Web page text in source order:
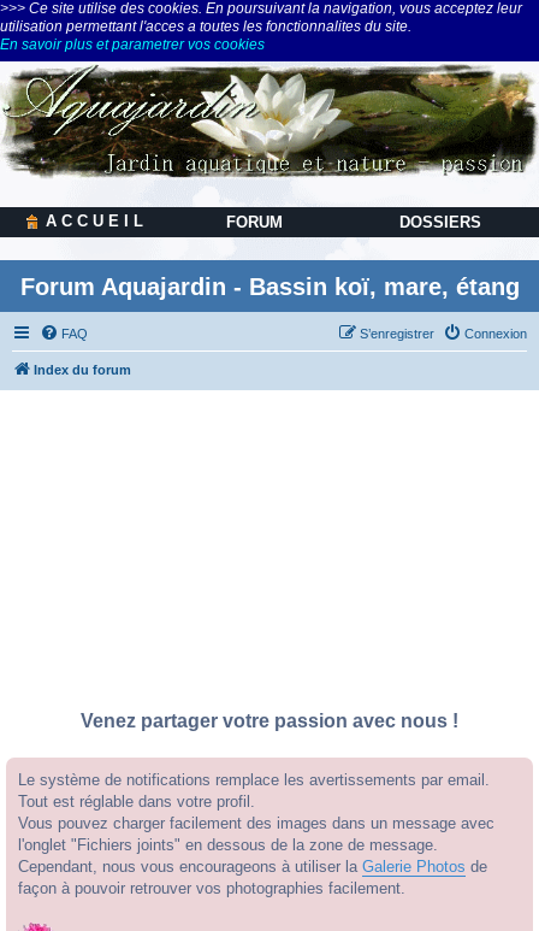
>>> Ce site utilise des cookies. En poursuivant la navigation, vous acceptez leur
utilisation permettant l'acces a toutes les fonctionnalites du site.
En savoir plus et parametrer vos cookies
A C C U E I L FORUM DOSSIERS
Forum Aquajardin - Bassin koï, mare, étang
FAQ Connexion
S’enregistrer
Index du forum
Venez partager votre passion avec nous !
Le système de notifications remplace les avertissements par email.
Tout est réglable dans votre profil.
Vous pouvez charger facilement des images dans un message avec
l'onglet "Fichiers joints" en dessous de la zone de message.
Cependant, nous vous encourageons à utiliser la Galerie Photos de
façon à pouvoir retrouver vos photographies facilement.